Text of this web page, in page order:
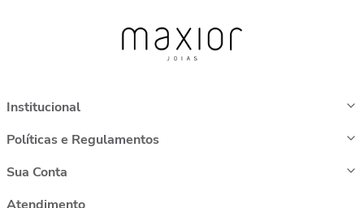
Institucional
Políticas e Regulamentos
Sua Conta